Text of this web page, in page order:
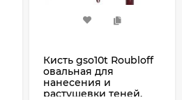
Кисть gso10t Roubloff
овальная для
нанесения и
растушевки теней,